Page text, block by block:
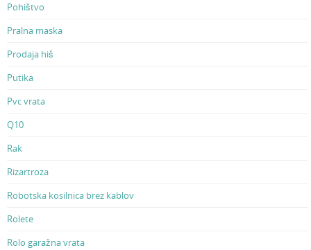
Pohištvo
Pralna maska
Prodaja hiš
Putika
Pvc vrata
Q10
Rak
Rizartroza
Robotska kosilnica brez kablov
Rolete
Rolo garažna vrata